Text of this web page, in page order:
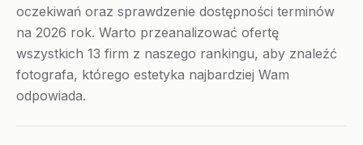
oczekiwań oraz sprawdzenie dostępności terminów
na 2026 rok. Warto przeanalizować ofertę
wszystkich 13 firm z naszego rankingu, aby znaleźć
fotografa, którego estetyka najbardziej Wam
odpowiada.